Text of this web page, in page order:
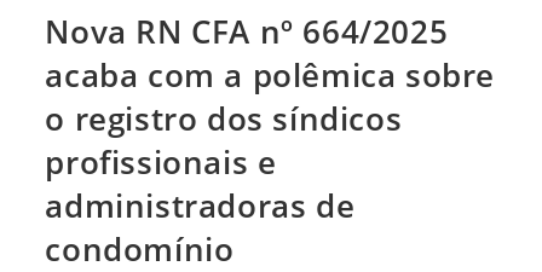
Nova RN CFA nº 664/2025
acaba com a polêmica sobre
o registro dos síndicos
profissionais e
administradoras de
condomínio